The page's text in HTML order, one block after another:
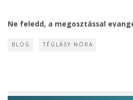
Ne feledd, a megosztással
BLOG TÉGLÁSY NÓRA